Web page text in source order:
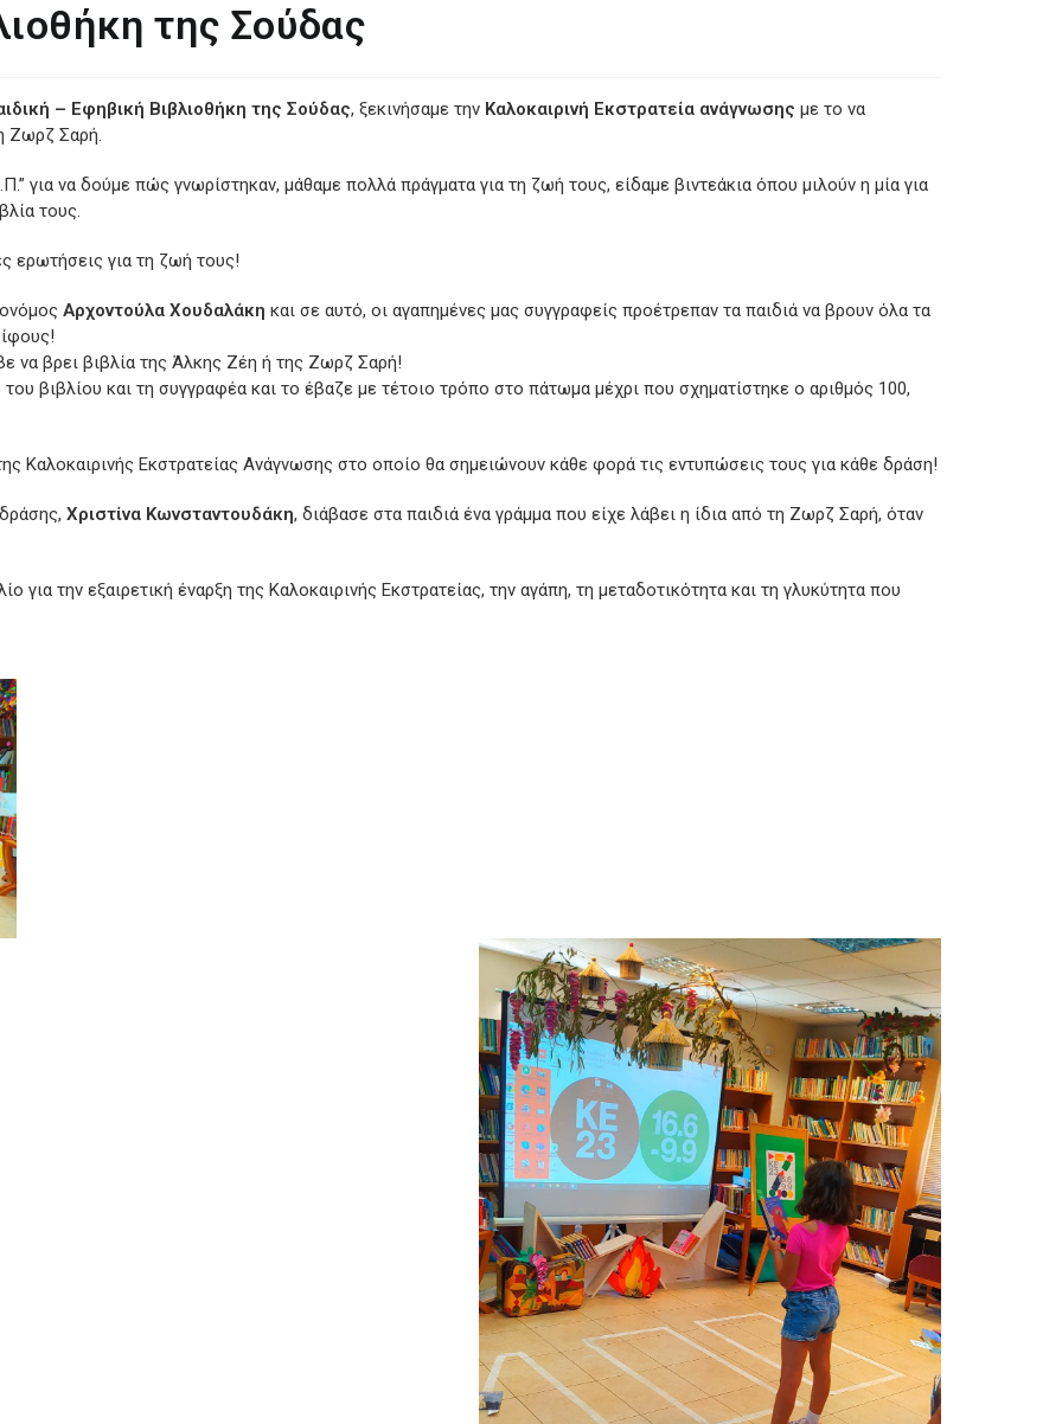
της Σούδας
– Εφηβική Βιβλιοθήκη της Σούδας, ξεκινήσαμε την Καλοκαιρινή Εκστρατεία ανάγνωσης με το να
Ζωρζ Σαρή.
για να δούμε πώς γνωρίστηκαν, μάθαμε πολλά πράγματα για τη ζωή τους, είδαμε βιντεάκια όπου μιλούν η μία για
τους.
ερωτήσεις για τη ζωή τους!
Αρχοντούλα Χουδαλάκη και σε αυτό, οι αγαπημένες μας συγγραφείς προέτρεπαν τα παιδιά να βρουν όλα τα
να βρει βιβλία της Άλκης Ζέη ή της Ζωρζ Σαρή!
βιβλίου και τη συγγραφέα και το έβαζε με τέτοιο τρόπο στο πάτωμα μέχρι που σχηματίστηκε ο αριθμός 100,
Καλοκαιρινής Εκστρατείας Ανάγνωσης στο οποίο θα σημειώνουν κάθε φορά τις εντυπώσεις τους για κάθε δράση!
Χριστίνα Κωνσταντουδάκη, διάβασε στα παιδιά ένα γράμμα που είχε λάβει η ίδια από τη Ζωρζ Σαρή, όταν
για την εξαιρετική έναρξη της Καλοκαιρινής Εκστρατείας, την αγάπη, τη μεταδοτικότητα και τη γλυκύτητα που